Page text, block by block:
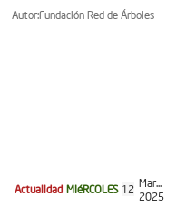
Autor:Fundación Red de Árboles
Actualidad MIéRCOLES 12 Mar...
2025